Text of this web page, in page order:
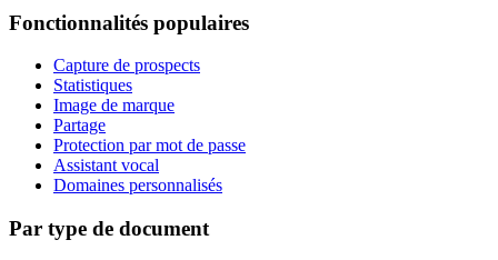
Fonctionnalités populaires
Capture de prospects
Statistiques
Image de marque
Partage
Protection par mot de passe
Assistant vocal
Domaines personnalisés
Par type de document